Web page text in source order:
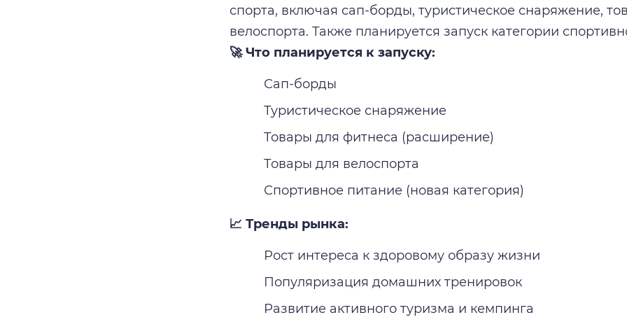
спорта, включая сап-борды, туристическое снаряжение,
велоспорта. Также планируется запуск категории
🚀 Что планируется к запуску:
Сап-борды
Туристическое снаряжение
Товары для фитнеса (расширение)
Товары для велоспорта
Спортивное питание (новая категория)
📈 Тренды рынка:
Рост интереса к здоровому образу жизни
Популяризация домашних тренировок
Развитие активного туризма и кемпинга